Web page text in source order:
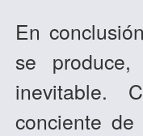
En
se
inevitable.
conciente